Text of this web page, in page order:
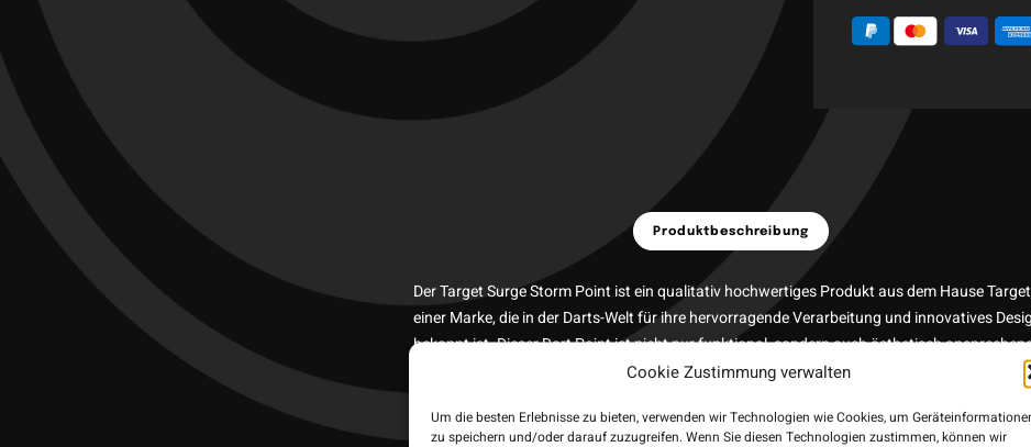
Cookie Zustimmung verwalten
Um die besten Erlebnisse zu bieten, verwenden wir Technologien wie Cookies, um
zu speichern und/oder darauf zuzugreifen. Wenn Sie diesen Technologien zustimmen, können wir
Produktbeschreibung
Der Target Surge Storm Point ist ein qualitativ hochwertiges Produkt aus dem Hause
einer Marke, die in der Darts-Welt für ihre hervorragende Verarbeitung und innovatives
bekannt ist. Dieser Dart Point ist nicht nur funktional, sondern auch ästhetisch
dank seiner Farbgebung, die ihm ein elegantes und unterscheidendes Aussehen verleiht.
Performance. Die präzise gearbeitete Spitze sorgt für einen sicheren Halt im Dartboard und